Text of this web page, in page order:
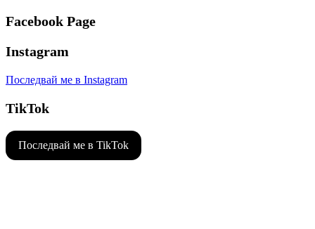
Facebook Page
Instagram
Последвай ме в Instagram
TikTok
Последвай ме в TikTok